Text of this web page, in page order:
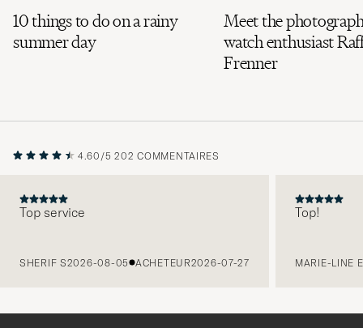
10 things to do on a rainy
summer day
Meet the
watch enthusiast
Frenner
4.60/5 202 COMMENTAIRES
Top service
SHERIF S2026-08-05 ACHETEUR2026-07-27
Top!
MARIE-LINE